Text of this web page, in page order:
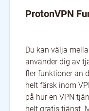
ProtonVPN
Du kan välja
använder dig av
fler funktioner än
helt färsk inom
på hur en VPN
helt gratis tjänst.